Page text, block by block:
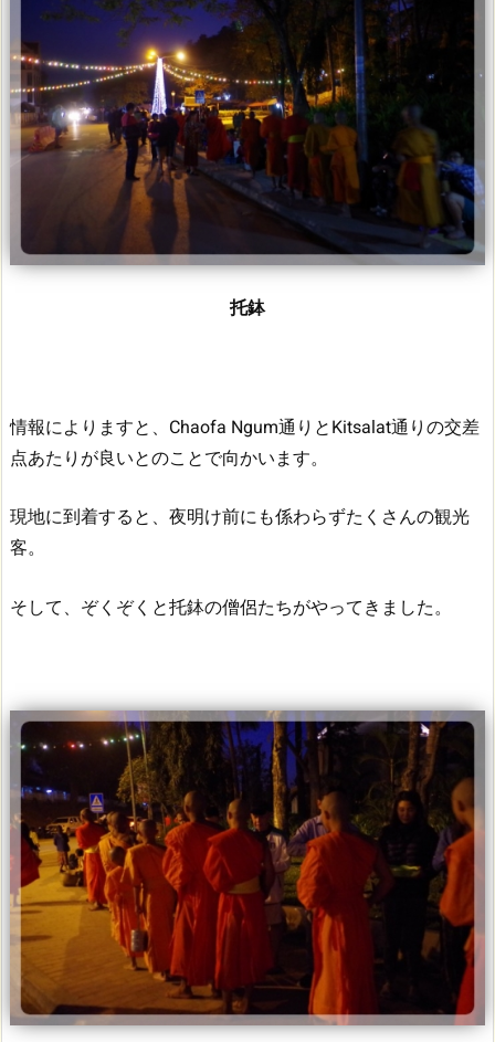
托鉢
情報によりますと、Chaofa Ngum通りとKitsalat通りの交差
点あたりが良いとのことで向かいます。
現地に到着すると、夜明け前にも係わらずたくさんの観光
客。
そして、ぞくぞくと托鉢の僧侶たちがやってきました。